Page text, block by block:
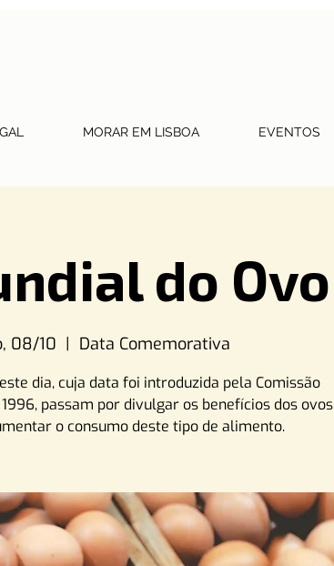
MORAR EM LISBOA EVENTOS
do Ovo
08/10
  |
Data Comemorativa
dia, cuja data foi introduzida pela Comissão
passam por divulgar os benefícios dos ovos
o consumo deste tipo de alimento.